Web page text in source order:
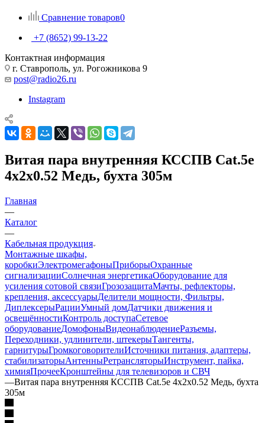
Сравнение товаров0
+7 (8652) 99-13-22
Контактная информация
г. Ставрополь, ул. Рогожникова 9
post@radio26.ru
Instagram
Витая пара внутренняя КССПВ Cat.5e
4х2х0.52 Медь, бухта 305м
Главная
—
Каталог
—
Кабельная продукция
Монтажные шкафы,
коробкиЭлектромегафоныПриборыОхранные
сигнализацииСолнечная энергетикаОборудование для
усиления сотовой связиГрозозащитаМачты, рефлекторы,
крепления, аксессуарыДелители мощности, Фильтры,
ДиплексерыРацииУмный домДатчики движения и
освещённостиКонтроль доступаСетевое
оборудованиеДомофоныВидеонаблюдениеРазъемы,
Переходники, удлинители, штекерыТангенты,
гарнитурыГромкоговорителиИсточники питания, адаптеры,
стабилизаторыАнтенныРетрансляторыИнструмент, пайка,
химияПрочееКронштейны для телевизоров и СВЧ
—Витая пара внутренняя КССПВ Cat.5e 4х2х0.52 Медь, бухта
305м